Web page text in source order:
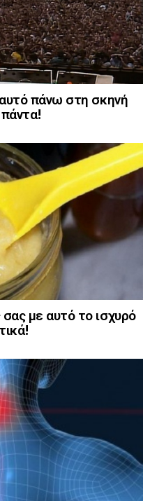
πάνω στη σκηνή
με αυτό το ισχυρό